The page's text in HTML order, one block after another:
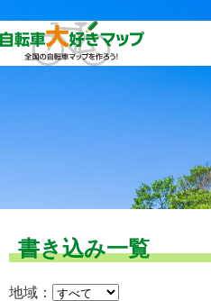
書き込み一覧
地域：